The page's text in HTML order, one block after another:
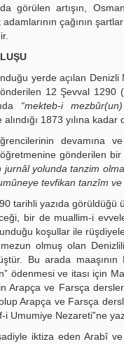
görülen artışın,
çağının
yerde açılan Denizli
12 Şevval
“mekteb-i
1873 yılına
devamına
gönderilen bir
yolunda tanzim
tevfikan tanzîm ve
tarihli yazıda görüldüğü
bir de muallim-i
koşullar ile
olmuş olan
Bu arada
ödenmesi ve itası için
Arapça ve Farsça
Arapça ve Farsça
Umumiye Nezareti‟ne
iktiza eden Arabî